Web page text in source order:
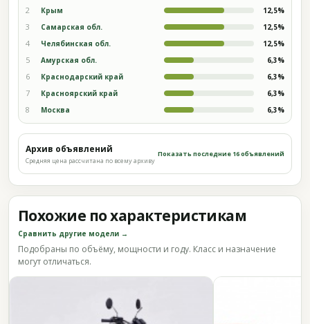
2 Крым 12,5%
3 Самарская обл. 12,5%
4 Челябинская обл. 12,5%
5 Амурская обл. 6,3%
6 Краснодарский край 6,3%
7 Красноярский край 6,3%
8 Москва 6,3%
Архив объявлений
Средняя цена рассчитана по всему архиву
Показать последние 16 объявлений
Похожие по характеристикам
Сравнить другие модели →
Подобраны по объёму, мощности и году. Класс и назначение
могут отличаться.